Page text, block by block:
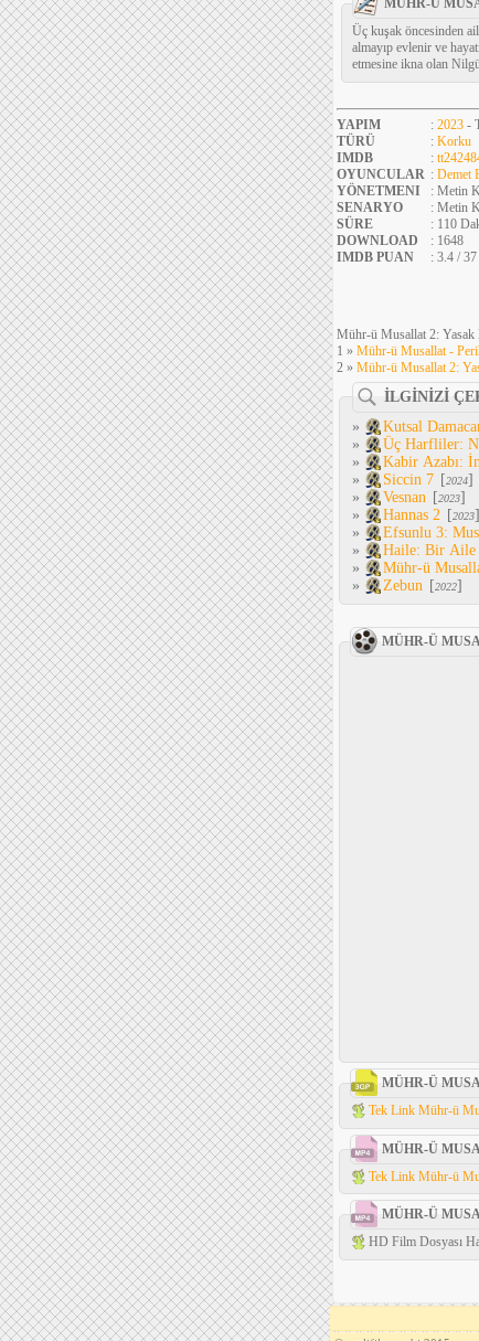
MÜHR-Ü
Üç kuşak öncesinden
almayıp evlenir ve
etmesine ikna olan
YAPIM : 2023 -
TÜRÜ
: Korku
IMDB
:
OYUNCULAR : Demet
YÖNETMENI
: Metin
SENARYO
: Metin
SÜRE
: 110
DOWNLOAD
: 1648
IMDB PUAN
: 3.4 / 37
Mühr-ü Musallat 2:
1 » Mühr-ü Musallat -
2 » Mühr-ü Musallat 2:
İLGİNİZİ
»
Kutsal
»
Üç Harfliler:
»
Kabir Azabı:
»
Siccin 7 [2024]
»
Vesnan [2023]
»
Hannas 2 [2023]
»
Efsunlu 3:
»
Haile: Bir Aile
»
Mühr-ü
»
Zebun [2022]
MÜHR-Ü
MÜHR-Ü
Tek Link Mühr-ü
MÜHR-Ü
Tek Link Mühr-ü
MÜHR-Ü
HD Film Dosyası